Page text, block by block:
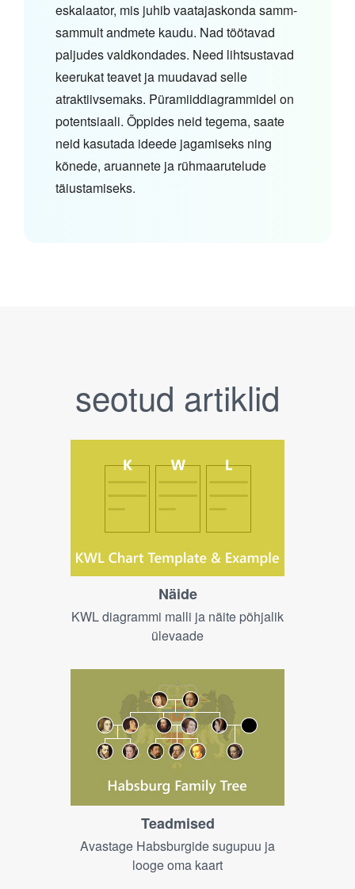
eskalaator, mis juhib vaatajaskonda samm-
sammult andmete kaudu. Nad töötavad
paljudes valdkondades. Need lihtsustavad
keerukat teavet ja muudavad selle
atraktiivsemaks. Püramiiddiagrammidel on
potentsiaali. Õppides neid tegema, saate
neid kasutada ideede jagamiseks ning
kõnede, aruannete ja rühmaarutelude
täiustamiseks.
seotud artiklid
Näide
KWL diagrammi malli ja näite põhjalik
ülevaade
Teadmised
Avastage Habsburgide sugupuu ja
looge oma kaart